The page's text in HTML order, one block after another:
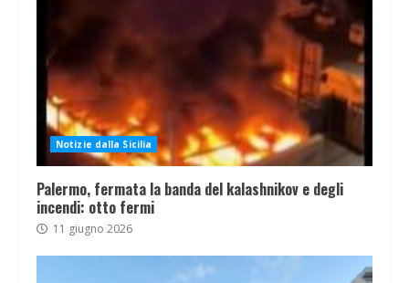
Notizie dalla Sicilia
Palermo, fermata la banda del kalashnikov e degli
incendi: otto fermi
11 giugno 2026